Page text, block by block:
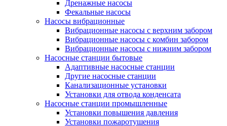
Дренажные насосы
Фекальные насосы
Насосы вибрационные
Вибрационные насосы с верхним забором
Вибрационные насосы с комбин забором
Вибрационные насосы с нижним забором
Насосные станции бытовые
Адаптивные насосные станции
Другие насосные станции
Канализационные установки
Установки для отвода конденсата
Насосные станции промышленные
Установки повышения давления
Установки пожаротушения